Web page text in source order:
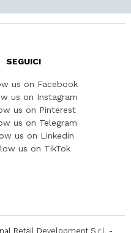
SEGUICI
us on Facebook
us on Instagram
us on Pinterest
us on Telegram
us on Linkedin
us on TikTok
Retail Development S.r.l. -